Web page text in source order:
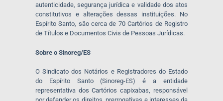
autenticidade, segurança jurídica e validade dos atos
constitutivos e alterações dessas instituições. No
Espírito Santo, são cerca de 70 Cartórios de Registro
de Títulos e Documentos Civis de Pessoas Jurídicas.
Sobre o Sinoreg/ES
O Sindicato dos Notários e Registradores do Estado
do Espírito Santo (Sinoreg-ES) é a entidade
representativa dos Cartórios capixabas, responsável